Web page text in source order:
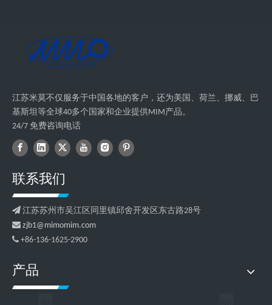
江苏米莫不仅服务于中国各地的客户，还为美国、荷兰、挪威、巴
基斯坦等全球40多个国家和企业提供MIM产品。
24/7 免费咨询电话
联系我们
 江苏苏州市吴江区同里镇邱舍开发区东古路28号
 zjb1@mimomim.com
 +86-136-1625-2900
产品